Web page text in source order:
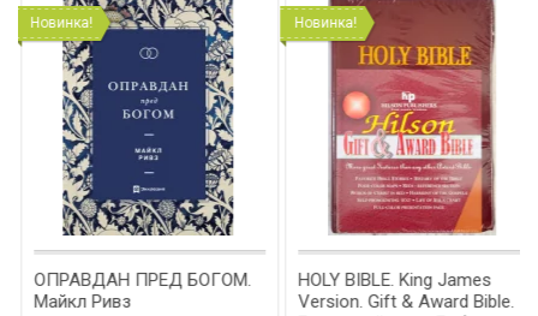
Новинка!
ОПРАВДАН ПРЕД БОГОМ.
Майкл Ривз
Новинка!
HOLY BIBLE. King James
Version. Gift & Award Bible.